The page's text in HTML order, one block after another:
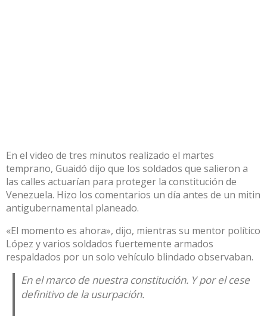
En el video de tres minutos realizado el martes
temprano, Guaidó dijo que los soldados que salieron a
las calles actuarían para proteger la constitución de
Venezuela. Hizo los comentarios un día antes de un mitin
antigubernamental planeado.
«El momento es ahora», dijo, mientras su mentor político
López y varios soldados fuertemente armados
respaldados por un solo vehículo blindado observaban.
En el marco de nuestra constitución. Y por el cese
definitivo de la usurpación.